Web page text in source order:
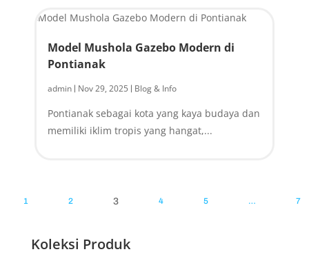
Model Mushola Gazebo Modern di
Pontianak
admin | Nov 29, 2025 | Blog & Info
Pontianak sebagai kota yang kaya budaya dan
memiliki iklim tropis yang hangat,...
1 2 3 4 5 … 7
Koleksi Produk